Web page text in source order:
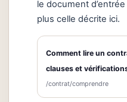
le document
plus celle décrite ici.
Comment lire un
clauses et
/contrat/comprendre